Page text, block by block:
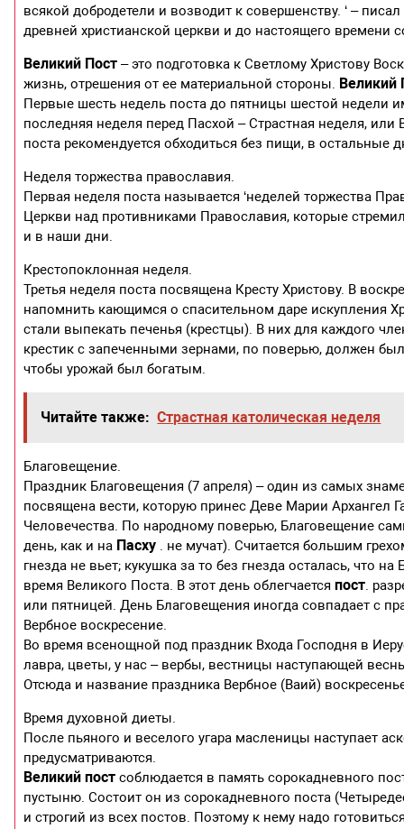
всякой добродетели и возводит к совершенству. ‘ –
древней христианской церкви и до настоящего
Великий Пост – это подготовка к Светлому Христову
жизнь, отрешения от ее материальной стороны. Великий
Первые шесть недель поста до пятницы шестой недели
последняя неделя перед Пасхой – Страстная неделя,
поста рекомендуется обходиться без пищи, в остальные
Неделя торжества православия.
Первая неделя поста называется ‘неделей торжества
Церкви над противниками Православия, которые
и в наши дни.
Крестопоклонная неделя.
Третья неделя поста посвящена Кресту Христову. В
напомнить кающимся о спасительном даре искупления
стали выпекать печенья (крестцы). В них для каждого
крестик с запеченными зернами, по поверью, должен
чтобы урожай был богатым.
Читайте также: Страстная католическая неделя
Благовещение.
Праздник Благовещения (7 апреля) – один из самых
посвящена вести, которую принес Деве Марии Архангел
Человечества. По народному поверью, Благовещение
день, как и на Пасху . не мучат). Считается большим
гнезда не вьет; кукушка за то без гнезда осталась, что
время Великого Поста. В этот день облегчаетсяпост.
или пятницей. День Благовещения иногда совпадает с
Вербное воскресение.
Во время всенощной под праздник Входа Господня в
лавра, цветы, у нас – вербы, вестницы наступающей
Отсюда и название праздника Вербное (Ваий)
Время духовной диеты.
После пьяного и веселого угара масленицы наступает
предусматриваются.
Великий пост соблюдается в память сорокадневного
пустыню. Состоит он из сорокадневного поста
и строгий из всех постов. Поэтому к нему надо